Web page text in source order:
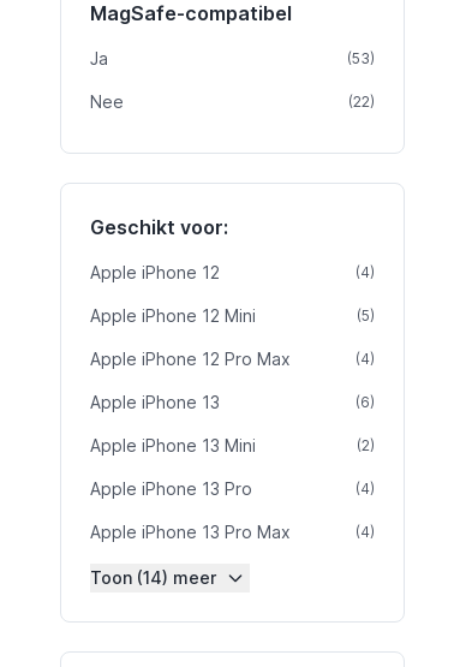
MagSafe-compatibel
Ja (53)product
Nee (22)product
Geschikt voor:
Apple iPhone 12 (4)product
Apple iPhone 12 Mini (5)product
Apple iPhone 12 Pro Max (4)product
Apple iPhone 13 (6)product
Apple iPhone 13 Mini (2)product
Apple iPhone 13 Pro (4)product
Apple iPhone 13 Pro Max (4)product
Toon (14) meer